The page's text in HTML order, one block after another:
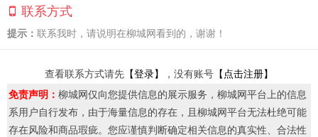
联系方式
提示： 联系我时，请说明在柳城网看到的，谢谢！
查看联系方式请先 【登录】 ，没有账号 【点击注册】
免责声明： 柳城网仅向您提供信息的展示服务，柳城网平台上的信息
系用户自行发布，由于海量信息的存在，且柳城网平台无法杜绝可能
存在风险和商品瑕疵。您应谨慎判断确定相关信息的真实性、合法性